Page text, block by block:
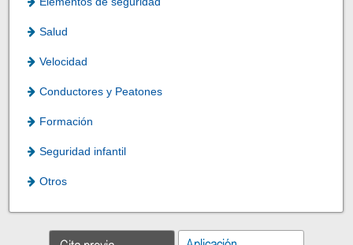
Salud
Velocidad
Conductores y Peatones
Formación
Seguridad infantil
Otros